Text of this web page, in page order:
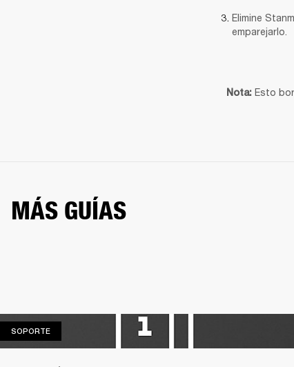
Elimine
emparejarlo.
Nota: Esto
MÁS GUÍAS
SOPORTESOPORTE